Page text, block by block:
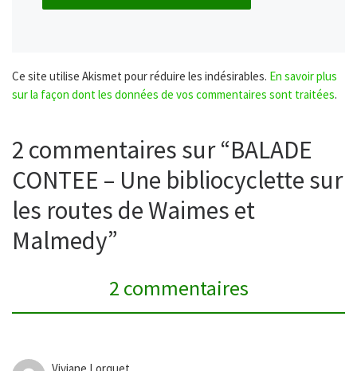
Ce site utilise Akismet pour réduire les indésirables. En savoir plus
sur la façon dont les données de vos commentaires sont traitées.
2 commentaires sur “BALADE
CONTEE – Une bibliocyclette sur
les routes de Waimes et
Malmedy”
2 commentaires